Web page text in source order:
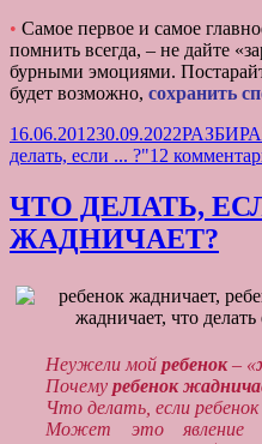
• Самое первое и самое
помнить всегда, – не дайте
бурными эмоциями.
будет возможно, сохранить
Опубликовано
16.06.201230.09.2022Рубрики
делать, если ... ?"12
ЧТО ДЕЛАТЬ,
ЖАДНИЧАЕТ?
Неужели мой ребенок– «
Почему ребенок
Что делать, если
Может это явление